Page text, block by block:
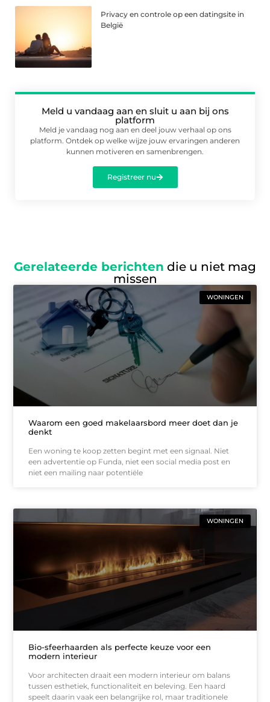
Privacy en controle op een datingsite in
België
Meld u vandaag aan en sluit u aan bij ons
platform
Meld je vandaag nog aan en deel jouw verhaal op ons
platform. Ontdek op welke wijze jouw ervaringen anderen
kunnen motiveren en samenbrengen.
Registreer nu
Gerelateerde berichten die u niet mag
missen
WONINGEN
Waarom een goed makelaarsbord meer doet dan je
denkt
Een woning te koop zetten begint met een signaal. Niet
een advertentie op Funda, niet een social media post en
niet een mailing naar potentiële
WONINGEN
Bio-sfeerhaarden als perfecte keuze voor een
modern interieur
Voor architecten draait een modern interieur om balans
tussen esthetiek, functionaliteit en beleving. Een haard
speelt daarin vaak een belangrijke rol, maar traditionele